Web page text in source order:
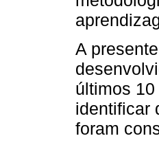
A
últimos
identificar
foram